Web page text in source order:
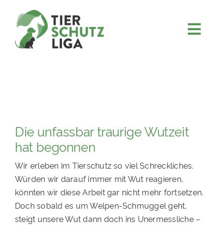
content
FÖRDERN & VERERBEN
KOOPERATIONEN
4KIDS
TIERHEIMTIERE
TIERHEIME
Die unfassbar traurige Wutzeit
hat begonnen
Wir erleben im Tierschutz so viel Schreckliches.
Würden wir darauf immer mit Wut reagieren,
könnten wir diese Arbeit gar nicht mehr fortsetzen.
Doch sobald es um Welpen-Schmuggel geht,
steigt unsere Wut dann doch ins Unermessliche –